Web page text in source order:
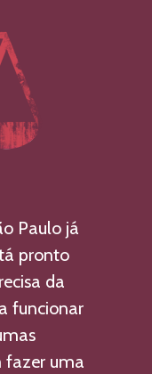
Paulo já
pronto
da
funcionar
fazer uma